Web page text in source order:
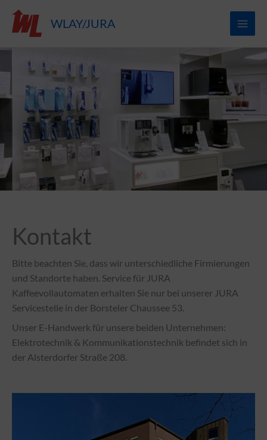
Inhalt
springen
WLAY/JURA
Kontakt
Bitte beachten Sie, dass wir unterschiedliche Firmierungen
und Standorte haben. Service für JURA
Kaffeevollautomaten erhalten Sie nur bei unserer JURA
Servicestelle in der Borsteler Chaussee 53.
Unser E-Handwerk für unsere beiden Unternehmen:
Elektrotechnik & Kommunikationstechnik befindet sich in
der Alsterdorfer Straße 208.